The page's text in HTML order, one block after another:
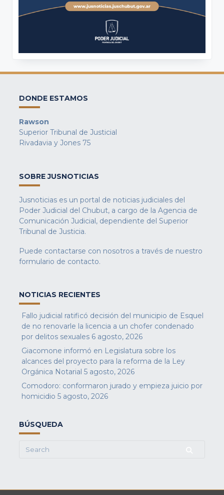
DONDE ESTAMOS
Rawson
Superior Tribunal de Justicial
Rivadavia y Jones 75
SOBRE JUSNOTICIAS
Jusnoticias es un portal de noticias judiciales del
Poder Judicial del Chubut, a cargo de la Agencia de
Comunicación Judicial, dependiente del Superior
Tribunal de Justicia.
Puede contactarse con nosotros a través de nuestro
formulario de contacto.
NOTICIAS RECIENTES
Fallo judicial ratificó decisión del municipio de Esquel
de no renovarle la licencia a un chofer condenado
por delitos sexuales 6 agosto, 2026
Giacomone informó en Legislatura sobre los
alcances del proyecto para la reforma de la Ley
Orgánica Notarial 5 agosto, 2026
Comodoro: conformaron jurado y empieza juicio por
homicidio 5 agosto, 2026
BÚSQUEDA
Search